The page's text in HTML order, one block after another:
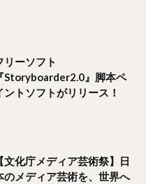
リーソフト
『Storyboarder2.0』脚本ペ
ントソフトがリリース！
【文化庁メディア芸術祭】日
のメディア芸術を、世界へ